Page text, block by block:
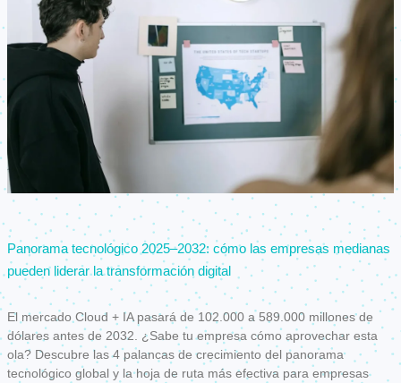
Panorama tecnológico 2025–2032: cómo las empresas medianas
pueden liderar la transformación digital
El mercado Cloud + IA pasará de 102.000 a 589.000 millones de
dólares antes de 2032. ¿Sabe tu empresa cómo aprovechar esta
ola? Descubre las 4 palancas de crecimiento del panorama
tecnológico global y la hoja de ruta más efectiva para empresas